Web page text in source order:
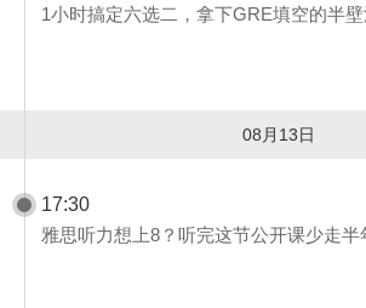
1小时搞定六选二，拿下GRE填空的半壁
08月13日
17:30
雅思听力想上8？听完这节公开课少走半